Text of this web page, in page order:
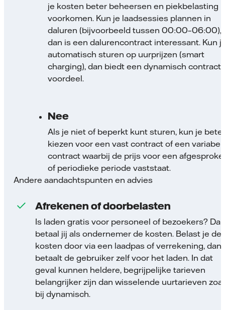
je kosten beter beheersen en piekbelasting
voorkomen. Kun je laadsessies plannen in
daluren (bijvoorbeeld tussen 00:00–06:00),
dan is een dalurencontract interessant. Kun
automatisch sturen op uurprijzen (smart
charging), dan biedt een dynamisch contract
voordeel.
Nee
Als je niet of beperkt kunt sturen, kun je beter
kiezen voor een vast contract of een variabel
contract waarbij de prijs voor een
of periodieke periode vaststaat.
Andere aandachtspunten en advies
Afrekenen of doorbelasten
Is laden gratis voor personeel of bezoekers? Dan
betaal jij als ondernemer de kosten. Belast je de
kosten door via een laadpas of verrekening, dan
betaalt de gebruiker zelf voor het laden. In dat
geval kunnen heldere, begrijpelijke tarieven
belangrijker zijn dan wisselende uurtarieven
bij dynamisch.